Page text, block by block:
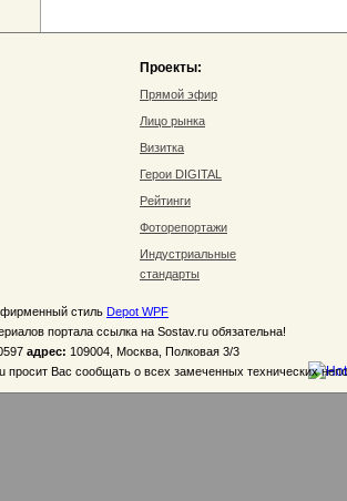
Проекты:
Прямой эфир
Лицо рынка
Визитка
Герои DIGITAL
Рейтинги
Фоторепортажи
Индустриальные
стандарты
стиль Depot WPF
портала ссылка на Sostav.ru обязательна!
адрес: 109004, Москва, Полковая 3/3
просит Вас сообщать о всех замеченных технических